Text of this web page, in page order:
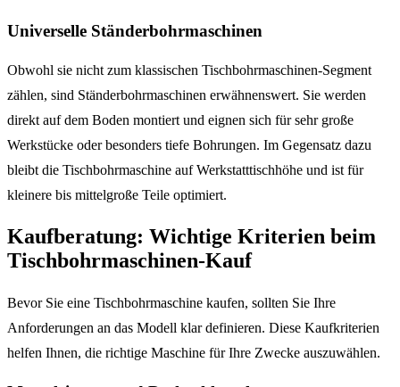
Universelle Ständerbohrmaschinen
Obwohl sie nicht zum klassischen Tischbohrmaschinen-Segment
zählen, sind Ständerbohrmaschinen erwähnenswert. Sie werden
direkt auf dem Boden montiert und eignen sich für sehr große
Werkstücke oder besonders tiefe Bohrungen. Im Gegensatz dazu
bleibt die Tischbohrmaschine auf Werkstatttischhöhe und ist für
kleinere bis mittelgroße Teile optimiert.
Kaufberatung: Wichtige Kriterien beim
Tischbohrmaschinen-Kauf
Bevor Sie eine Tischbohrmaschine kaufen, sollten Sie Ihre
Anforderungen an das Modell klar definieren. Diese Kaufkriterien
helfen Ihnen, die richtige Maschine für Ihre Zwecke auszuwählen.